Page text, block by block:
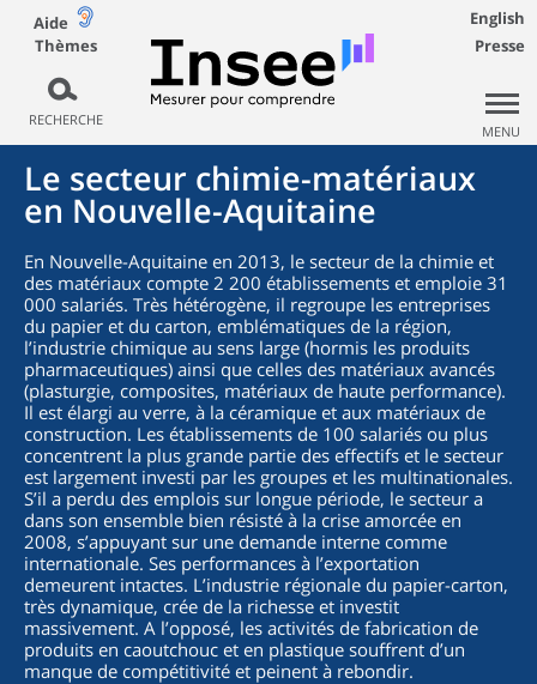
Aide
Thèmes
RECHERCHE
English
Presse
MENU
Le secteur chimie-matériaux
en Nouvelle-Aquitaine
En Nouvelle-Aquitaine en 2013, le secteur de la chimie et
des matériaux compte 2 200 établissements et emploie 31
000 salariés. Très hétérogène, il regroupe les entreprises
du papier et du carton, emblématiques de la région,
l’industrie chimique au sens large (hormis les produits
pharmaceutiques) ainsi que celles des matériaux avancés
(plasturgie, composites, matériaux de haute performance).
Il est élargi au verre, à la céramique et aux matériaux de
construction. Les établissements de 100 salariés ou plus
concentrent la plus grande partie des effectifs et le secteur
est largement investi par les groupes et les multinationales.
S’il a perdu des emplois sur longue période, le secteur a
dans son ensemble bien résisté à la crise amorcée en
2008, s’appuyant sur une demande interne comme
internationale. Ses performances à l’exportation
demeurent intactes. L’industrie régionale du papier-carton,
très dynamique, crée de la richesse et investit
massivement. A l’opposé, les activités de fabrication de
produits en caoutchouc et en plastique souffrent d’un
manque de compétitivité et peinent à rebondir.